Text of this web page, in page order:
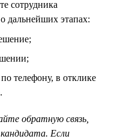
сотрудника
дальнейших этапах:
телефону, в отклике
обратную связь,
Если